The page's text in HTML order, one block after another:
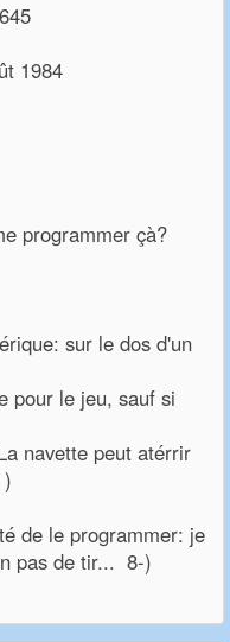
1984
programmer çà?
sur le dos d'un
pour le jeu, sauf si
navette peut atérrir
de le programmer: je
pas de tir... 8-)